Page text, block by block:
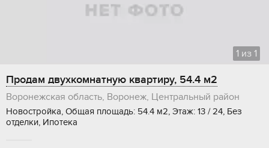
1 из 1
Продам двухкомнатную квартиру, 54.4 м2
Воронежская область, Воронеж, Центральный район
Новостройка, Общая площадь: 54.4 м2, Этаж: 13 / 24, Без
отделки, Ипотека